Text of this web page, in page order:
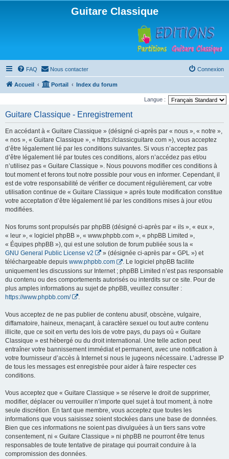
Guitare Classique
FAQ Nous contacter Connexion
Accueil Portail Index du forum
Langue :
Guitare Classique - Enregistrement
En accédant à « Guitare Classique » (désigné ci-après par « nous », « notre »,
« nos », « Guitare Classique », « https://classicguitare.com »), vous acceptez
d’être légalement lié par les conditions suivantes. Si vous n’acceptez pas
d’être légalement lié par toutes ces conditions, alors n’accédez pas et/ou
n’utilisez pas « Guitare Classique ». Nous pouvons modifier ces conditions à
tout moment et ferons tout notre possible pour vous en informer. Cependant, il
est de votre responsabilité de vérifier ce document régulièrement, car votre
utilisation continue de « Guitare Classique » après toute modification constitue
votre acceptation d’être légalement lié par les conditions mises à jour et/ou
modifiées.
Nos forums sont propulsés par phpBB (désigné ci-après par « ils », « eux »,
« leur », « logiciel phpBB », « www.phpbb.com », « phpBB Limited »,
« Équipes phpBB »), qui est une solution de forum publiée sous la «
GNU General Public License v2
» (désignée ci-après par « GPL ») et
téléchargeable depuis www.phpbb.com
. Le logiciel phpBB facilite
uniquement les discussions sur Internet ; phpBB Limited n’est pas responsable
du contenu ou des comportements autorisés ou interdits sur ce site. Pour de
plus amples informations au sujet de phpBB, veuillez consulter :
https://www.phpbb.com/
Vous acceptez de ne pas publier de contenu abusif, obscène, vulgaire,
diffamatoire, haineux, menaçant, à caractère sexuel ou tout autre contenu
illicite, que ce soit en vertu des lois de votre pays, du pays où « Guitare
Classique » est hébergé ou du droit international. Une telle action peut
entraîner votre bannissement immédiat et permanent, avec une notification à
votre fournisseur d’accès à Internet si nous le jugeons nécessaire. L’adresse IP
de tous les messages est enregistrée pour aider à faire respecter ces
conditions.
Vous acceptez que « Guitare Classique » se réserve le droit de supprimer,
modifier, déplacer ou verrouiller n’importe quel sujet à tout moment, à notre
seule discrétion. En tant que membre, vous acceptez que toutes les
informations que vous saisissez soient stockées dans une base de données.
Bien que ces informations ne soient pas divulguées à un tiers sans votre
consentement, ni « Guitare Classique » ni phpBB ne pourront être tenus
responsables de toute tentative de piratage qui pourrait conduire à la
compromission des données.